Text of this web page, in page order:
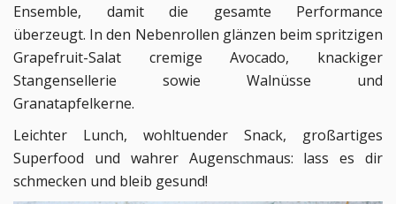
Ensemble, damit die gesamte Performance
überzeugt. In den Nebenrollen glänzen beim spritzigen
Grapefruit-Salat cremige Avocado, knackiger
Stangensellerie sowie Walnüsse und
Granatapfelkerne.
Leichter Lunch, wohltuender Snack, großartiges
Superfood und wahrer Augenschmaus: lass es dir
schmecken und bleib gesund!